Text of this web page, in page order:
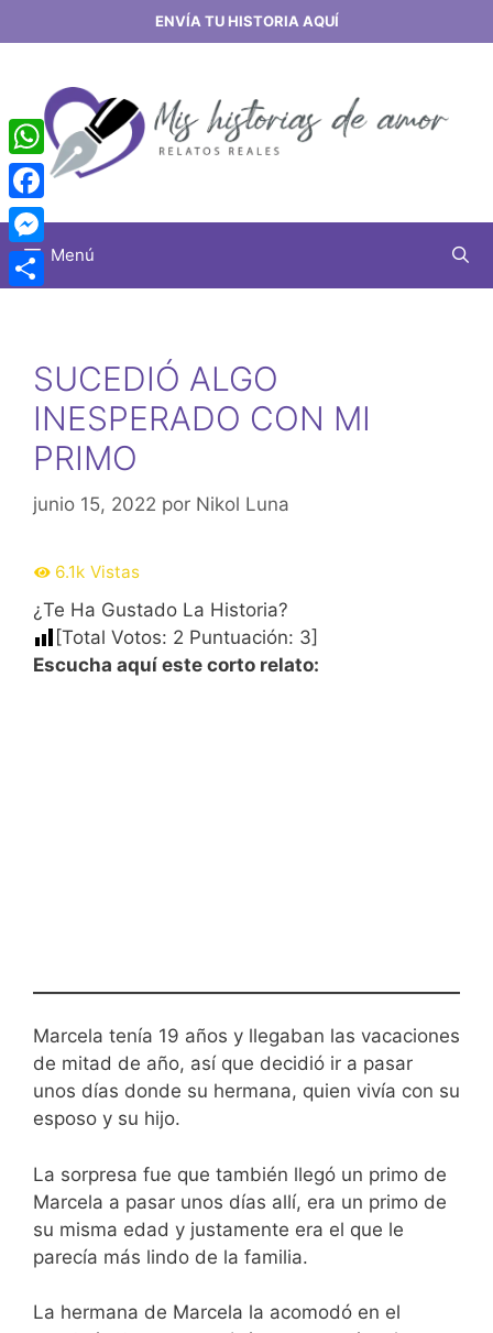
al
ENVÍA TU HISTORIA AQUÍ
Menú
SUCEDIÓ ALGO
INESPERADO CON MI
PRIMO
junio 15, 2022 por Nikol Luna
6.1k Vistas
¿Te Ha Gustado La Historia?
[Total Votos: 2 Puntuación: 3]
Escucha aquí este corto relato:
Marcela tenía 19 años y llegaban las vacaciones
de mitad de año, así que decidió ir a pasar
unos días donde su hermana, quien vivía con su
esposo y su hijo.
La sorpresa fue que también llegó un primo de
Marcela a pasar unos días allí, era un primo de
su misma edad y justamente era el que le
parecía más lindo de la familia.
La hermana de Marcela la acomodó en el
WhatsApp
Facebook
Messenger